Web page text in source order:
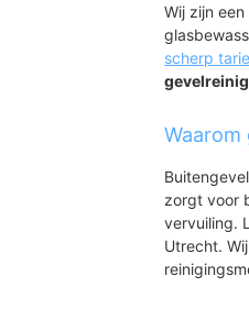
Wij zijn
scherp
zorgt voor
vervuiling.
Utrecht.